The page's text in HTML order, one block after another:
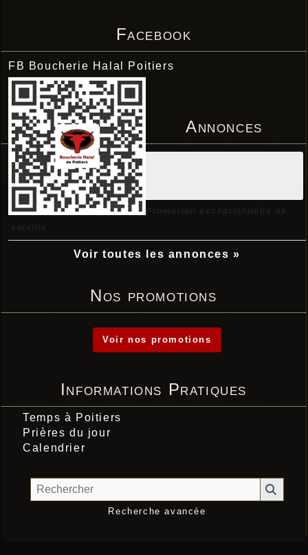
Facebook
FB Boucherie Halal Poitiers
Annonces
Voir toutes les annonces »
Nos promotions
Voir nos promotions
Informations Pratiques
Temps à Poitiers
Prières du jour
Calendrier
Recherche avancée